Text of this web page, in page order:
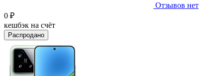
Отзывов нет
0 ₽
кешбэк на счёт
Распродано